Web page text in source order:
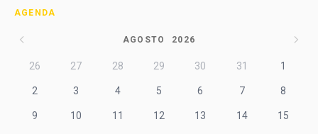
AGENDA
AGOSTO 2026
26 27 28 29 30 31 1
2 3 4 5 6 7 8
9 10 11 12 13 14 15